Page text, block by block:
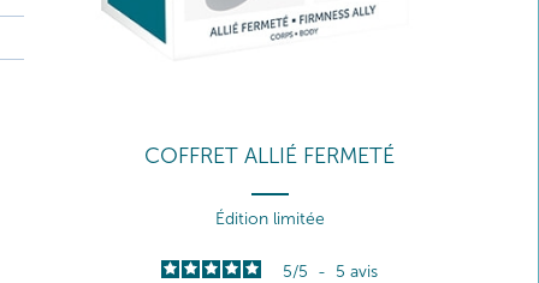
COFFRET ALLIÉ FERMETÉ
Édition limitée
5/5 - 5 avis